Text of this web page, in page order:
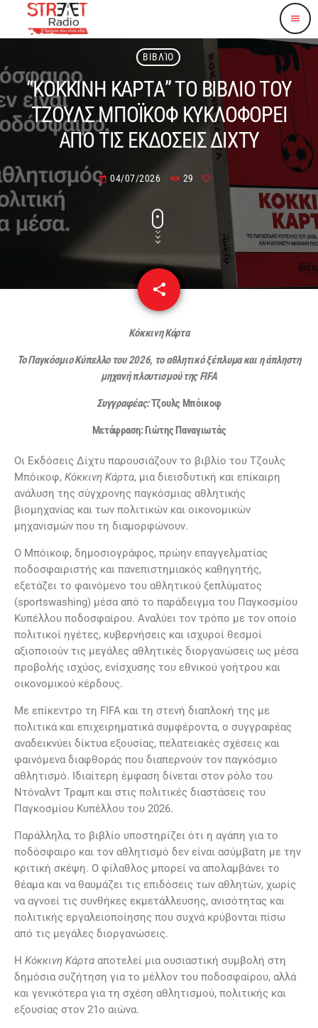
menu
ΒΙΒΛΊΟ
“ΚΟΚΚΙΝΗ ΚΑΡΤΑ” ΤΟ ΒΙΒΛΙΟ ΤΟΥ
ΤΖΟΥΛΣ ΜΠΟΪΚΟΦ ΚΥΚΛΟΦΟΡΕΙ
ΑΠΟ ΤΙΣ ΕΚΔΟΣΕΙΣ ΔΙΧΤΥ
today 04/07/2026 29
share
email
Κόκκινη Κάρτα
Το Παγκόσμιο Κύπελλο του 2026, το αθλητικό ξέπλυμα και η άπληστη
μηχανή πλουτισμού της FIFA
Συγγραφέας:Τζουλς Μπόικοφ
Μετάφραση: Γιώτης Παναγιωτάς
Οι Εκδόσεις Δίχτυ παρουσιάζουν το βιβλίο του Τζουλς
Μπόικοφ, Κόκκινη Κάρτα, μια διεισδυτική και επίκαιρη
ανάλυση της σύγχρονης παγκόσμιας αθλητικής
βιομηχανίας και των πολιτικών και οικονομικών
μηχανισμών που τη διαμορφώνουν.
Ο Μπόικοφ, δημοσιογράφος, πρώην επαγγελματίας
ποδοσφαιριστής και πανεπιστημιακός καθηγητής,
εξετάζει το φαινόμενο του αθλητικού ξεπλύματος
(sportswashing) μέσα από το παράδειγμα του Παγκοσμίου
Κυπέλλου ποδοσφαίρου. Αναλύει τον τρόπο με τον οποίο
πολιτικοί ηγέτες, κυβερνήσεις και ισχυροί θεσμοί
αξιοποιούν τις μεγάλες αθλητικές διοργανώσεις ως μέσα
προβολής ισχύος, ενίσχυσης του εθνικού γοήτρου και
οικονομικού κέρδους.
Με επίκεντρο τη FIFA και τη στενή διαπλοκή της με
πολιτικά και επιχειρηματικά συμφέροντα, ο συγγραφέας
αναδεικνύει δίκτυα εξουσίας, πελατειακές σχέσεις και
φαινόμενα διαφθοράς που διαπερνούν τον παγκόσμιο
αθλητισμό. Ιδιαίτερη έμφαση δίνεται στον ρόλο του
Ντόναλντ Τραμπ και στις πολιτικές διαστάσεις του
Παγκοσμίου Κυπέλλου του 2026.
Παράλληλα, το βιβλίο υποστηρίζει ότι η αγάπη για το
ποδόσφαιρο και τον αθλητισμό δεν είναι ασύμβατη με την
κριτική σκέψη. Ο φίλαθλος μπορεί να απολαμβάνει το
θέαμα και να θαυμάζει τις επιδόσεις των αθλητών, χωρίς
να αγνοεί τις συνθήκες εκμετάλλευσης, ανισότητας και
πολιτικής εργαλειοποίησης που συχνά κρύβονται πίσω
από τις μεγάλες διοργανώσεις.
Η Κόκκινη Κάρτα αποτελεί μια ουσιαστική συμβολή στη
δημόσια συζήτηση για το μέλλον του ποδοσφαίρου, αλλά
και γενικότερα για τη σχέση αθλητισμού, πολιτικής και
εξουσίας στον 21ο αιώνα.